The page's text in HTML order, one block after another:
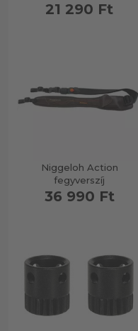
21 290 Ft
Niggeloh Action
fegyverszíj
36 990 Ft